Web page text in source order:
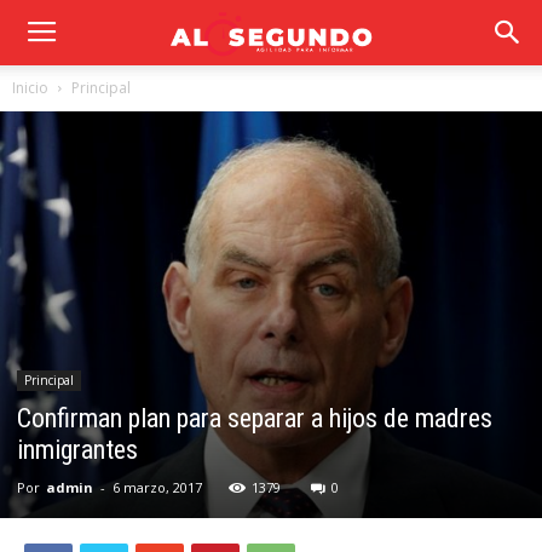
Inicio Principal
Principal
Confirman plan para separar a hijos de madres
inmigrantes
Por admin - 6 marzo, 2017 1379 0